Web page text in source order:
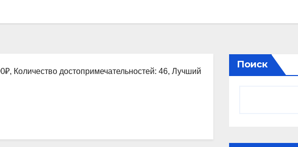
Количество достопримечательностей: 46, Лучший
Поиск